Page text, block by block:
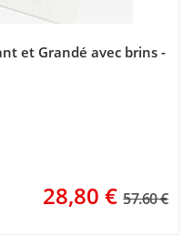
et Grandé avec brins -
28,80 € 57.60 €